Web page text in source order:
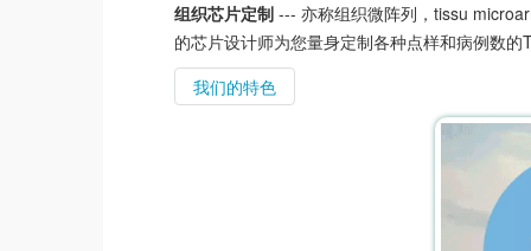
组织芯片定制 --- 亦称组织微阵列，tissu
的芯片设计师为您量身定制各种点样和病例数的
我们的特色